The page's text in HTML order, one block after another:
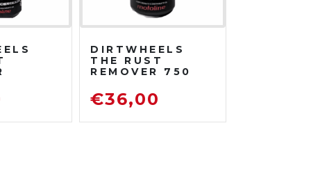
DIRTWHEELS
THE RUST
REMOVER 750
DISOSSIDANTE
RIMUOVI
€36,00